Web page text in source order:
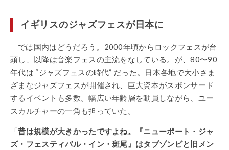
イギリスのジャズフェスが日本に
では国内はどうだろう。2000年頃からロックフェスが台
頭し、以降は音楽フェスの主流をなしている。が、80〜90
年代は “ジャズフェスの時代” だった。日本各地で大小さま
ざまなジャズフェスが開催され、巨大資本がスポンサード
するイベントも多数。幅広い年齢層を動員しながら、ユー
スカルチャーの一角も担っていた。
「昔は規模が大きかったですよね。『ニューポート・ジャ
ズ・フェスティバル・イン・斑尾』はタブゾンビと旧メン